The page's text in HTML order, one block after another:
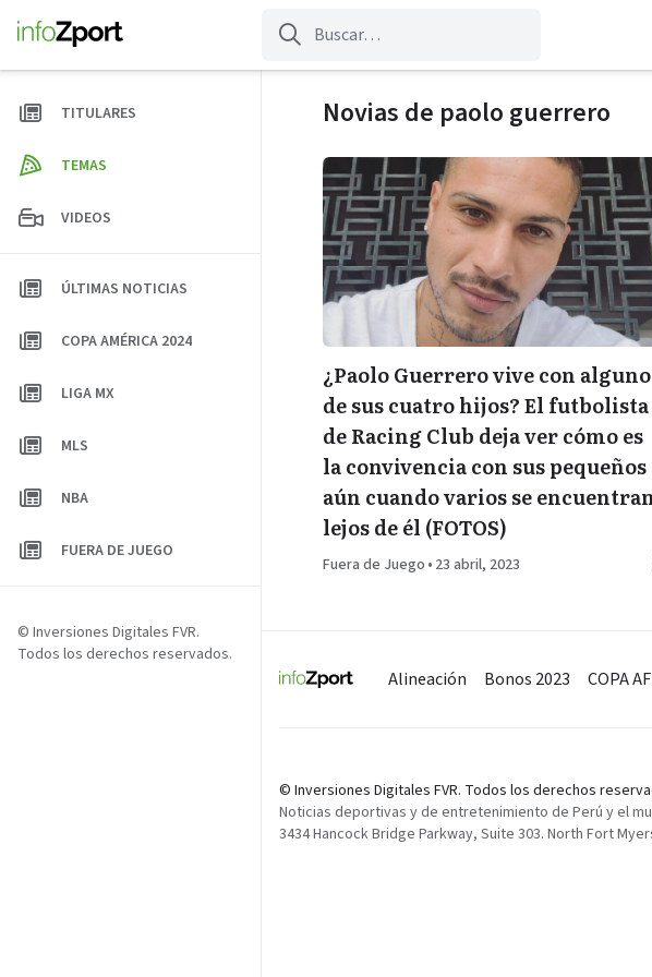
contenido
Novias de paolo guerrero
¿Paolo Guerrero vive con alguno
de sus cuatro hijos? El futbolista
de Racing Club deja ver cómo es
la convivencia con sus pequeños
aún cuando varios se
lejos de él (FOTOS)
Fuera de Juego • 23 abril, 2023
TITULARES
TEMAS
VIDEOS
ÚLTIMAS NOTICIAS
COPA AMÉRICA 2024
LIGA MX
MLS
NBA
FUERA DE JUEGO
© Inversiones Digitales FVR.
Todos los derechos reservados.
Alineación Bonos 2023 COPA
© Inversiones Digitales FVR. Todos los derechos
Noticias deportivas y de entretenimiento de Perú y el
3434 Hancock Bridge Parkway, Suite 303. North Fort